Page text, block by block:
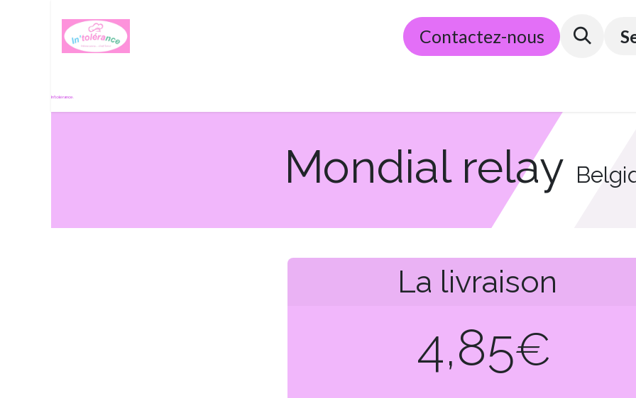
​E-commerce Partenaires Conditions
Contactez-nous
In'tolérance.
Mondial relay
La livraison
4,85€